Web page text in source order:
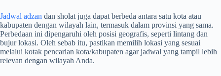
Jadwal adzan dan sholat juga dapat berbeda antara satu kota atau
kabupaten dengan wilayah lain, termasuk dalam provinsi yang sama.
Perbedaan ini dipengaruhi oleh posisi geografis, seperti lintang dan
bujur lokasi. Oleh sebab itu, pastikan memilih lokasi yang sesuai
melalui kotak pencarian kota/kabupaten agar jadwal yang tampil lebih
relevan dengan wilayah Anda.